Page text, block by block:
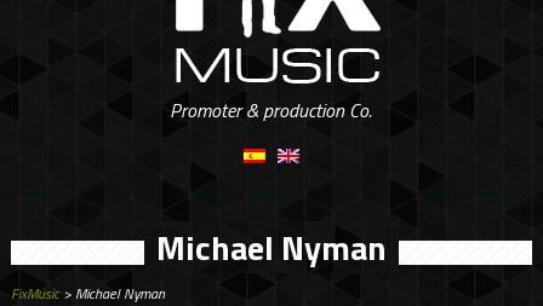
Promoter & production Co.
Michael Nyman
FixMusic> Michael Nyman